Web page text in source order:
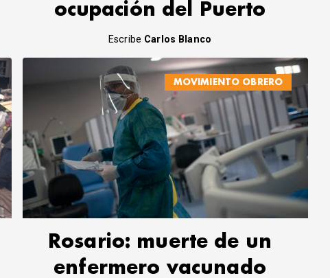
ocupación del Puerto
Escribe Carlos Blanco
MOVIMIENTO OBRERO
Rosario: muerte de un
enfermero vacunado